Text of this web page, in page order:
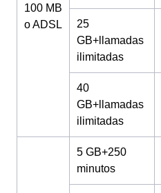
100 MB
o ADSL
25
GB+llamadas
ilimitadas
40
GB+llamadas
ilimitadas
5 GB+250
minutos